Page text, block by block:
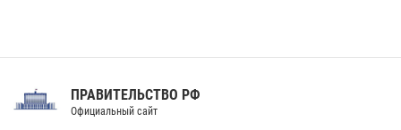
Праздник «Один день с Росгвардией» к 105-летию Центрального
ПРАВИТЕЛЬСТВО РФ
Официальный сайт